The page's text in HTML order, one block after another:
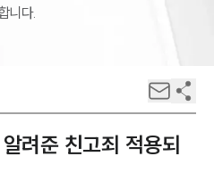
니다.
려준 친고죄 적용되